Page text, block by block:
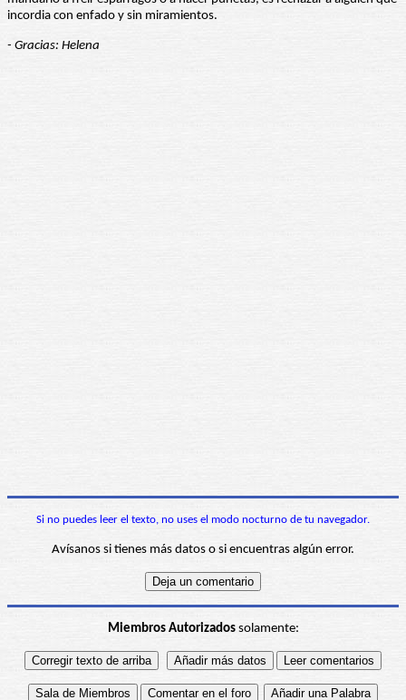
incordia con enfado y sin miramientos.
- Gracias: Helena
Si no puedes leer el texto, no uses el modo nocturno de tu navegador.
Avísanos si tienes más datos o si encuentras algún error.
Miembros Autorizadossolamente: